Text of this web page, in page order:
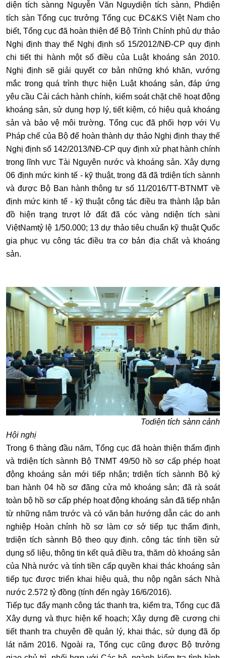
diện tích sànng Nguyễn Văn Nguydiện tích sànn, Phdiện
tích sàn Tổng cục trưởng Tổng cục ĐC&KS Việt Nam cho
biết, Tổng cục đã hoàn thiện để Bộ Trình Chính phủ dự thảo
Nghị định thay thế Nghị định số 15/2012/NĐ-CP quy định
chi tiết thi hành một số điều của Luật khoáng sản 2010.
Nghị định sẽ giải quyết cơ bản những khó khăn, vướng
mắc trong quá trình thực hiện Luật khoáng sản, đáp ứng
yêu cầu Cải cách hành chính, kiểm soát chặt chẽ hoạt động
khoáng sản, sử dụng hợp lý, tiết kiệm, có hiệu quả khoáng
sản và bảo vệ môi trường. Tổng cục đã phối hợp với Vụ
Pháp chế của Bộ để hoàn thành dự thảo Nghị định thay thế
Nghị định số 142/2013/NĐ-CP quy định xử phạt hành chính
trong lĩnh vực Tài Nguyên nước và khoáng sản. Xây dựng
06 định mức kinh tế - kỹ thuật, trong đã đã trdiện tích sànnh
và được Bộ Ban hành thông tư số 11/2016/TT-BTNMT về
định mức kinh tế - kỹ thuật công tác điều tra thành lập bản
đồ hiện trạng trượt lở đất đã cóc vàng ndiện tích sàni
ViệtNamtỷ lệ 1/50.000; 13 dự thảo tiêu chuẩn kỹ thuật Quốc
gia phục vụ công tác điều tra cơ bản địa chất và khoáng
sản.
Todiện tích sànn cảnh
Hội nghị
Trong 6 thàng đầu năm, Tổng cục đã hoàn thiện thẩm định
và trdiện tích sànnh Bộ TNMT 49/50 hồ sơ cấp phép hoạt
động khoáng sản mới tiếp nhận; trdiện tích sànnh Bộ ký
ban hành 04 hồ sơ đãng cửa mỏ khoáng sản; đã rà soát
toàn bộ hồ sơ cấp phép hoạt động khoáng sản đã tiếp nhận
từ những năm trước và có văn bản hướng dẫn các do anh
nghiệp Hoàn chỉnh hồ sơ làm cơ sở tiếp tục thẩm định,
trdiện tích sànnh Bộ theo quy định. công tác tính tiền sử
dụng số liệu, thông tin kết quả điều tra, thăm dò khoáng sản
của Nhà nước và tính tiền cấp quyền khai thác khoáng sản
tiếp tục được triển khai hiệu quả, thu nộp ngân sách Nhà
nước 2.572 tỷ đồng (tính đến ngày 16/6/2016).
Tiếp tục đẩy mạnh công tác thanh tra, kiểm tra, Tổng cục đã
Xây dựng và thực hiện kế hoạch; Xây dựng đề cương chi
tiết thanh tra chuyên đề quản lý, khai thác, sử dụng đã ốp
lát năm 2016. Ngoài ra, Tổng cục cũng được Bộ trưởng